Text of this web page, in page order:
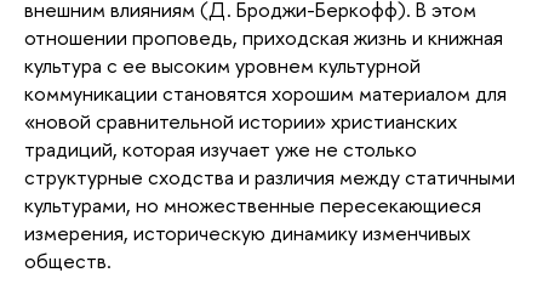
внешним влияниям (Д. Броджи-Беркофф). В этом
отношении проповедь, приходская жизнь и книжная
культура с ее высоким уровнем культурной
коммуникации становятся хорошим материалом для
«новой сравнительной истории» христианских
традиций, которая изучает уже не столько
структурные сходства и различия между статичными
культурами, но множественные пересекающиеся
измерения, историческую динамику изменчивых
обществ.